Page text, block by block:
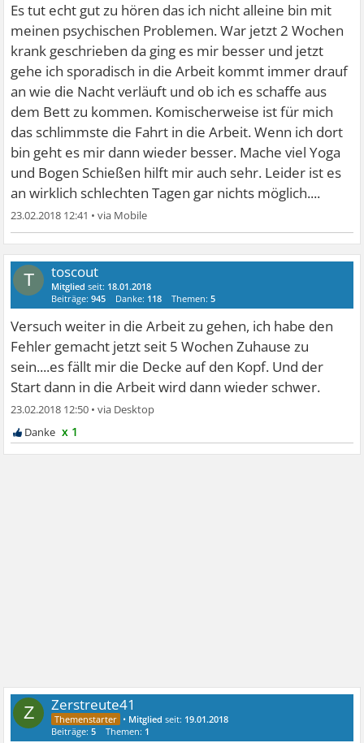
Es tut echt gut zu hören das ich nicht alleine bin mit
meinen psychischen Problemen. War jetzt 2 Wochen
krank geschrieben da ging es mir besser und jetzt
gehe ich sporadisch in die Arbeit kommt immer drauf
an wie die Nacht verläuft und ob ich es schaffe aus
dem Bett zu kommen. Komischerweise ist für mich
das schlimmste die Fahrt in die Arbeit. Wenn ich dort
bin geht es mir dann wieder besser. Mache viel Yoga
und Bogen Schießen hilft mir auch sehr. Leider ist es
an wirklich schlechten Tagen gar nichts möglich....
23.02.2018 12:41 •
T toscout
Mitglied seit: 18.01.2018
Beiträge:945 Danke: 118 Themen:5
Versuch weiter in die Arbeit zu gehen, ich habe den
Fehler gemacht jetzt seit 5 Wochen Zuhause zu
sein....es fällt mir die Decke auf den Kopf. Und der
Start dann in die Arbeit wird dann wieder schwer.
23.02.2018 12:50 •
x 1
Z Zerstreute41
• Mitglied seit: 19.01.2018
Beiträge:5 Themen: 1